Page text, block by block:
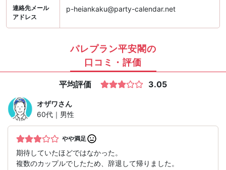
連絡先メール
アドレス
p-heiankaku@party-calendar.net
パレプラン平安閣の
口コミ・評価
平均評価 3.05
オザワさん
60代｜男性
やや満足
期待していたほどではなかった。
複数のカップルでしたため、辞退して帰りました。